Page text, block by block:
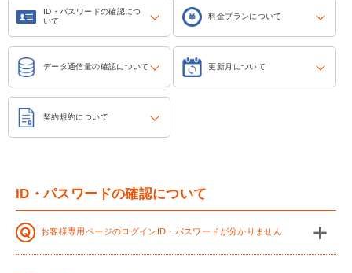
ID・パスワードの確認につ
いて
料金プランについて
データ通信量の確認について 更新月について
契約規約について
ID・パスワードの確認について
お客様専用ページのログインID・パスワードが分かりません